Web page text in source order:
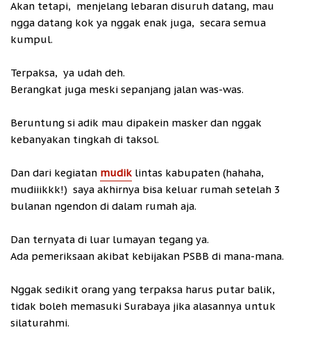
Akan tetapi, menjelang lebaran disuruh datang, mau
ngga datang kok ya nggak enak juga, secara semua
kumpul.
Terpaksa, ya udah deh.
Berangkat juga meski sepanjang jalan was-was.
Beruntung si adik mau dipakein masker dan nggak
kebanyakan tingkah di taksol.
Dan dari kegiatan mudik lintas kabupaten (hahaha,
mudiiikkk!) saya akhirnya bisa keluar rumah setelah 3
bulanan ngendon di dalam rumah aja.
Dan ternyata di luar lumayan tegang ya.
Ada pemeriksaan akibat kebijakan PSBB di mana-mana.
Nggak sedikit orang yang terpaksa harus putar balik,
tidak boleh memasuki Surabaya jika alasannya untuk
silaturahmi.